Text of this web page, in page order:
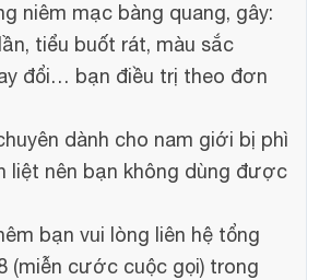
niêm mạc bàng quang, gây:
tiểu buốt rát, màu sắc
đổi… bạn điều trị theo đơn
dành cho nam giới bị phì
liệt nên bạn không dùng được
bạn vui lòng liên hệ tổng
(miễn cước cuộc gọi) trong